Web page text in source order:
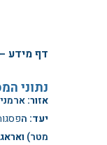
דף מידע
נתוני
אזור:
יעד: ה
מטר)